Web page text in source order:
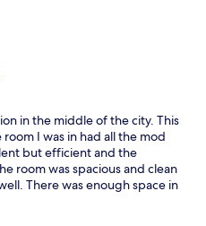
in the middle of the city. This
I was in had all the mod
but efficient and the
room was spacious and clean
There was enough space in
extremely helpful and
little expensive for Spain and